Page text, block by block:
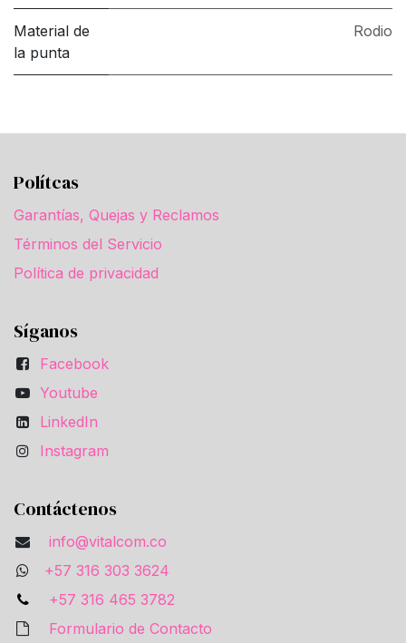
Material de
la punta
Rodio
Polítcas
Garantías, Quejas y Reclamos
Términos del Servicio
Política de privacidad
Síganos
Facebook
Youtube
LinkedIn
Instagram
Contáctenos
info@vitalcom.co
+57 316 303 3624
+57 316 465 3782
Formulario de Contacto